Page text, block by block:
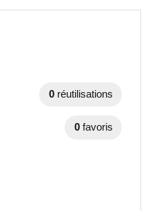
0 réutilisations
0 favoris